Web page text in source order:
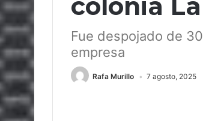
colonia
Fue despojado de
empresa
Rafa Murillo 7 agosto, 2025